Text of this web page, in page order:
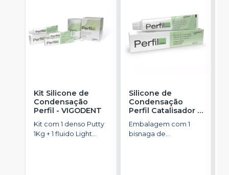
Kit Silicone de
Condensação
Perfil -VIGODENT
Kit com 1 denso Putty
1Kg + 1 fluido Light
Silicone de
Condensação
Perfil Catalisador-
VIGODENT
Embalagem com 1
bisnaga de